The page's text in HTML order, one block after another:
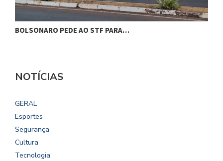
BOLSONARO PEDE AO STF PARA…
NOTÍCIAS
GERAL
Esportes
Segurança
Cultura
Tecnologia